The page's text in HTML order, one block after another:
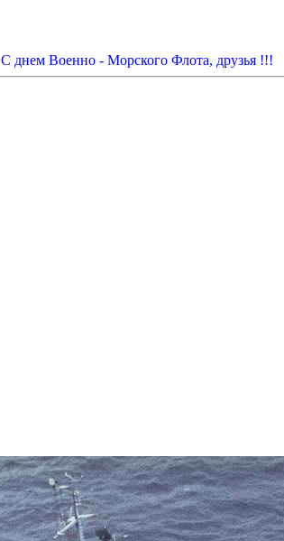
С днем Военно - Морского Флота, друзья !!!